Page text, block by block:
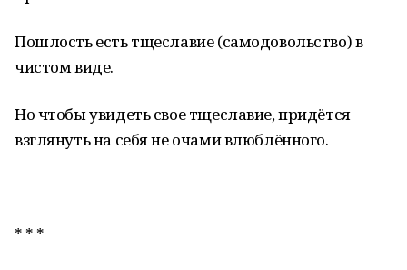
Пошлость есть тщеславие (самодовольство) в
чистом виде.
Но чтобы увидеть свое тщеславие, придётся
взглянуть на себя не очами влюблённого.
* * *